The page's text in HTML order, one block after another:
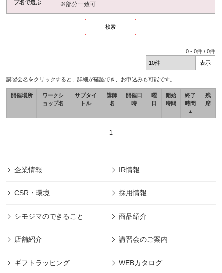
プ名で選ぶ
※部分一致可
0 -0件 /0件
講習会名をクリックすると、詳細が確認でき、お申込みも可能です。
開催場所
ワークシ
ョップ名
サブタイ
トル
講師
名
開催日
時
曜
日
開始
時間
終了
時間
▲
残
席
1
企業情報 IR情報
CSR・環境 採用情報
シモジマのできること 商品紹介
店舗紹介 講習会のご案内
ギフトラッピング WEBカタログ